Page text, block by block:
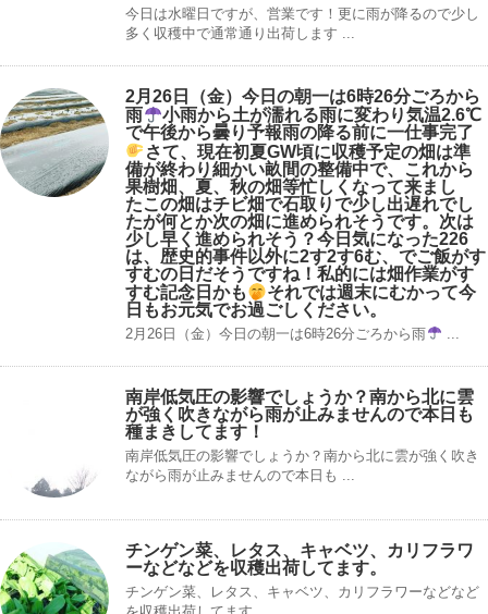
今日は水曜日ですが、営業です！更に雨が降るので少し
多く収穫中で通常通り出荷します ...
2月26日（金）今日の朝一は6時26分ごろから
雨
小雨から土が濡れる雨に変わり気温2.6℃
で午後から曇り予報雨の降る前に一仕事完了
さて、現在初夏GW頃に収穫予定の畑は準
備が終わり細かい畝間の整備中で、これから
果樹畑、夏、秋の畑等忙しくなって来まし
た‍この畑はチビ畑で石取りで少し出遅れでし
たが何とか次の畑に進められそうです。次は
少し早く進められそう？今日気になった226
は、歴史的事件以外に2す2す6む、でご飯がす
すむの日だそうですね！私的には畑作業がす
すむ記念日かも
それでは週末にむかって今
日もお元気でお過ごしください。
2月26日（金）今日の朝一は6時26分ごろから雨 ...
南岸低気圧の影響でしょうか？南から北に雲
が強く吹きながら雨が止みませんので本日も
種まきしてます！
南岸低気圧の影響でしょうか？南から北に雲が強く吹き
ながら雨が止みませんので本日も ...
チンゲン菜、レタス、キャベツ、カリフラワ
ーなどなどを収穫出荷してます。
チンゲン菜、レタス、キャベツ、カリフラワーなどなど